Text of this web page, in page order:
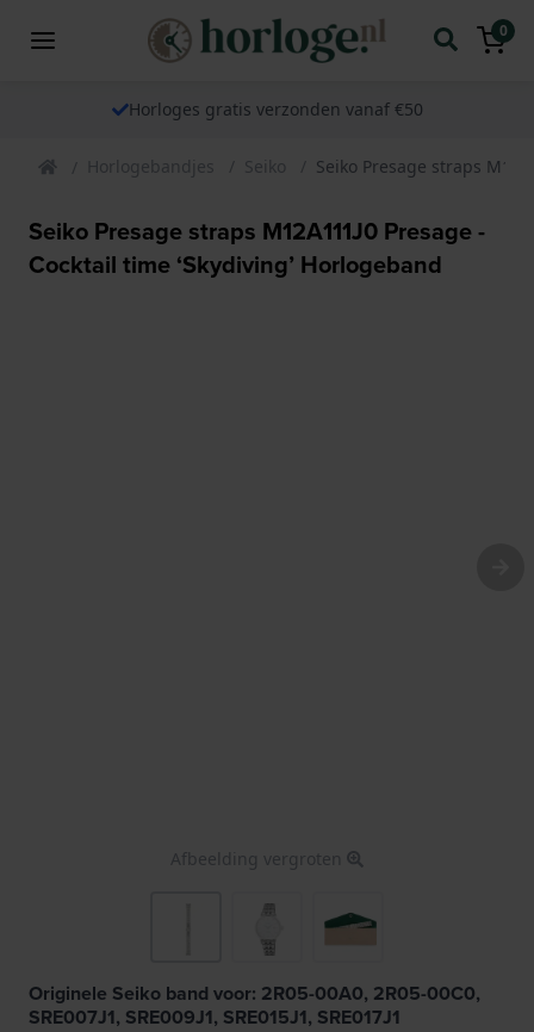
0
Horloges gratis verzonden vanaf €50
Horlogebandjes Seiko Seiko Presage straps
Seiko Presage straps M12A111J0 Presage -
Cocktail time ‘Skydiving’ Horlogeband
Afbeelding vergroten
Originele Seiko band voor: 2R05-00A0, 2R05-00C0,
SRE007J1, SRE009J1, SRE015J1, SRE017J1